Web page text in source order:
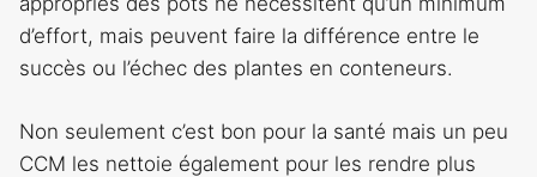
d’effort, mais peuvent faire la différence entre le
succès ou l’échec des plantes en conteneurs.
Non seulement c’est bon pour la santé mais un peu
CCM les nettoie également pour les rendre plus